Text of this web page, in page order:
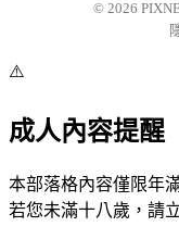
© 2026
⚠️
成人內容提醒
本部落格內容僅限年
若您未滿十八歲，請